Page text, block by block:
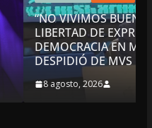
TIEMPOS PARA LA
NI PARA LA
LUIS CÁRDENAS; SE